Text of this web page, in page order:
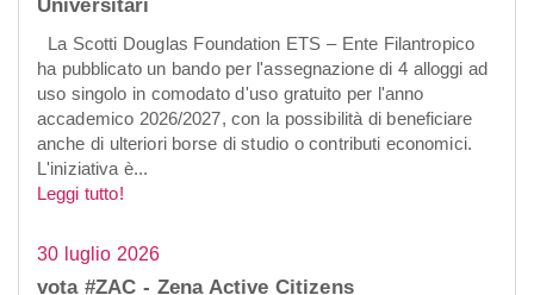
Universitari
La Scotti Douglas Foundation ETS – Ente Filantropico
ha pubblicato un bando per l'assegnazione di 4 alloggi ad
uso singolo in comodato d'uso gratuito per l'anno
accademico 2026/2027, con la possibilità di beneficiare
anche di ulteriori borse di studio o contributi economici.
L'iniziativa è...
Leggi tutto!
30 luglio 2026
vota #ZAC - Zena Active Citizens